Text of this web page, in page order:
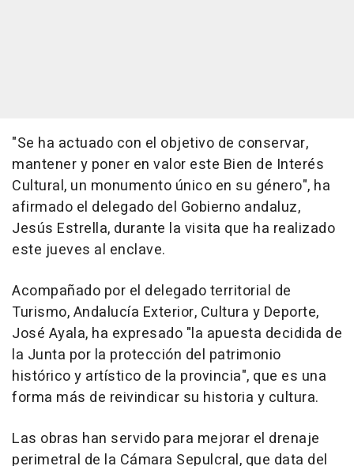
"Se ha actuado con el objetivo de conservar,
mantener y poner en valor este Bien de Interés
Cultural, un monumento único en su género", ha
afirmado el delegado del Gobierno andaluz,
Jesús Estrella, durante la visita que ha realizado
este jueves al enclave.
Acompañado por el delegado territorial de
Turismo, Andalucía Exterior, Cultura y Deporte,
José Ayala, ha expresado "la apuesta decidida de
la Junta por la protección del patrimonio
histórico y artístico de la provincia", que es una
forma más de reivindicar su historia y cultura.
Las obras han servido para mejorar el drenaje
perimetral de la Cámara Sepulcral, que data del